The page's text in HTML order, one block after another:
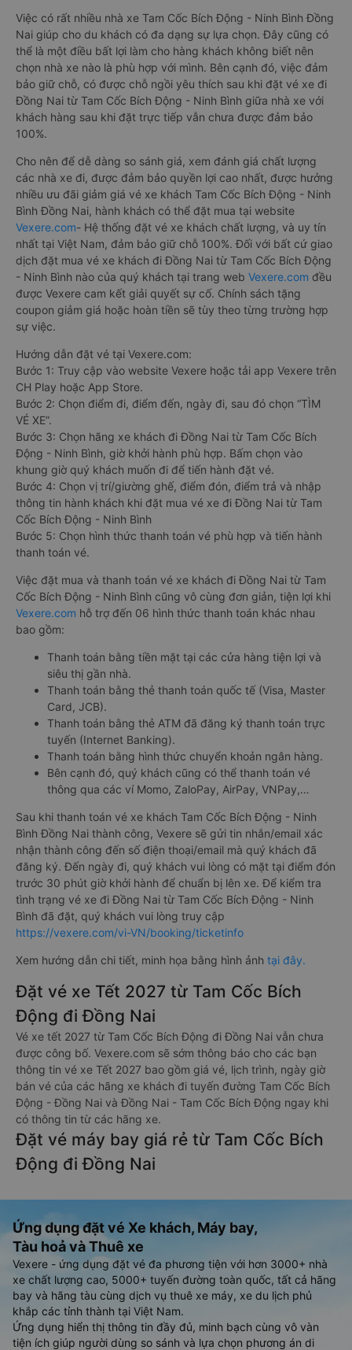
Việc có rất nhiều nhà xe Tam Cốc Bích Động - Ninh Bình Đồng
Nai giúp cho du khách có đa dạng sự lựa chọn. Đây cũng có
thể là một điều bất lợi làm cho hàng khách không biết nên
chọn nhà xe nào là phù hợp với mình. Bên cạnh đó, việc đảm
bảo giữ chỗ, có được chỗ ngồi yêu thích sau khi đặt vé xe đi
Đồng Nai từ Tam Cốc Bích Động - Ninh Bình giữa nhà xe với
khách hàng sau khi đặt trực tiếp vẫn chưa được đảm bảo
100%.
Cho nên để dễ dàng so sánh giá, xem đánh giá chất lượng
các nhà xe đi, được đảm bảo quyền lợi cao nhất, được hưởng
nhiều ưu đãi giảm giá vé xe khách Tam Cốc Bích Động - Ninh
Bình Đồng Nai, hành khách có thể đặt mua tại website
Vexere.com- Hệ thống đặt vé xe khách chất lượng, và uy tín
nhất tại Việt Nam, đảm bảo giữ chỗ 100%. Đối với bất cứ giao
dịch đặt mua vé xe khách đi Đồng Nai từ Tam Cốc Bích Động
- Ninh Bình nào của quý khách tại trang web Vexere.com đều
được Vexere cam kết giải quyết sự cố. Chính sách tặng
coupon giảm giá hoặc hoàn tiền sẽ tùy theo từng trường hợp
sự việc.
Hướng dẫn đặt vé tại Vexere.com:
Bước 1: Truy cập vào website Vexere hoặc tải app Vexere trên
CH Play hoặc App Store.
Bước 2: Chọn điểm đi, điểm đến, ngày đi, sau đó chọn “TÌM
VÉ XE”.
Bước 3: Chọn hãng xe khách đi Đồng Nai từ Tam Cốc Bích
Động - Ninh Bình, giờ khởi hành phù hợp. Bấm chọn vào
khung giờ quý khách muốn đi để tiến hành đặt vé.
Bước 4: Chọn vị trí/giường ghế, điểm đón, điểm trả và nhập
thông tin hành khách khi đặt mua vé xe đi Đồng Nai từ Tam
Cốc Bích Động - Ninh Bình
Bước 5: Chọn hình thức thanh toán vé phù hợp và tiến hành
thanh toán vé.
Việc đặt mua và thanh toán vé xe khách đi Đồng Nai từ Tam
Cốc Bích Động - Ninh Bình cũng vô cùng đơn giản, tiện lợi khi
Vexere.com hỗ trợ đến 06 hình thức thanh toán khác nhau
bao gồm:
Thanh toán bằng tiền mặt tại các cửa hàng tiện lợi và
siêu thị gần nhà.
Thanh toán bằng thẻ thanh toán quốc tế (Visa, Master
Card, JCB).
Thanh toán bằng thẻ ATM đã đăng ký thanh toán trực
tuyến (Internet Banking).
Thanh toán bằng hình thức chuyển khoản ngân hàng.
Bên cạnh đó, quý khách cũng có thể thanh toán vé
thông qua các ví Momo, ZaloPay, AirPay, VNPay,…
Sau khi thanh toán vé xe khách Tam Cốc Bích Động - Ninh
Bình Đồng Nai thành công, Vexere sẽ gửi tin nhắn/email xác
nhận thành công đến số điện thoại/email mà quý khách đã
đăng ký. Đến ngày đi, quý khách vui lòng có mặt tại điểm đón
trước 30 phút giờ khởi hành để chuẩn bị lên xe. Để kiểm tra
tình trạng vé xe đi Đồng Nai từ Tam Cốc Bích Động - Ninh
Bình đã đặt, quý khách vui lòng truy cập
https://vexere.com/vi-VN/booking/ticketinfo
Xem hướng dẫn chi tiết, minh họa bằng hình ảnh tại đây.
Đặt vé xe Tết 2027 từ Tam Cốc Bích
Động đi Đồng Nai
Vé xe tết 2027 từ Tam Cốc Bích Động đi Đồng Nai vẫn chưa
được công bố. Vexere.com sẽ sớm thông báo cho các bạn
thông tin vé xe Tết 2027 bao gồm giá vé, lịch trình, ngày giờ
bán vé của các hãng xe khách đi tuyến đường Tam Cốc Bích
Động - Đồng Nai và Đồng Nai - Tam Cốc Bích Động ngay khi
có thông tin từ các hãng xe.
Đặt vé máy bay giá rẻ từ Tam Cốc Bích
Động đi Đồng Nai
Ứng dụng đặt vé Xe khách, Máy bay,
Tàu hoả và Thuê xe
Vexere - ứng dụng đặt vé đa phương tiện với hơn 3000+ nhà
xe chất lượng cao, 5000+ tuyến đường toàn quốc, tất cả hãng
bay và hãng tàu cùng dịch vụ thuê xe máy, xe du lịch phủ
khắp các tỉnh thành tại Việt Nam.
Ứng dụng hiển thị thông tin đầy đủ, minh bạch cùng vô vàn
tiện ích giúp người dùng so sánh và lựa chọn phương án di